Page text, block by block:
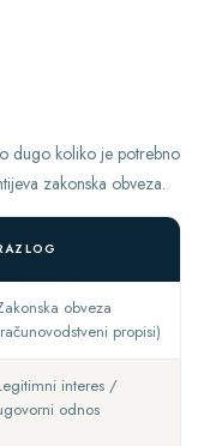
dugo koliko je potrebno
zakonska obveza.
obveza
propisi)
interes /
odnos